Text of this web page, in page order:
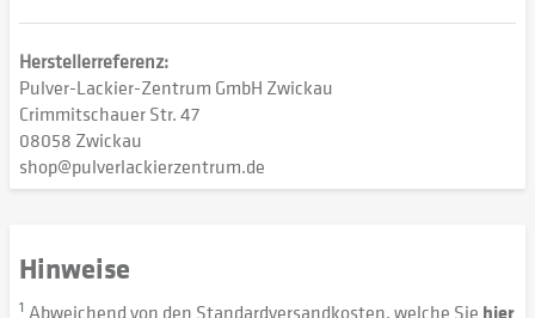
Herstellerreferenz:
Pulver-Lackier-Zentrum GmbH Zwickau
Crimmitschauer Str. 47
08058 Zwickau
shop@pulverlackierzentrum.de
Hinweise
1 Abweichend von den Standardversandkosten, welche Sie hier